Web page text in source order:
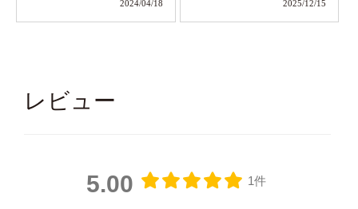
2024/04/18
を入力してください。
2025/12/15
レビュー
5.00 1件